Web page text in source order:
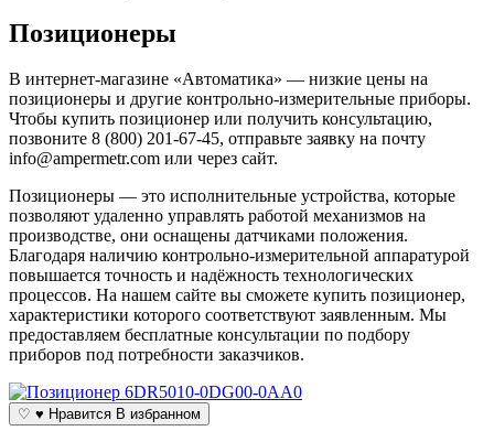
Позиционеры
В интернет-магазине «Автоматика» — низкие цены на
позиционеры и другие контрольно-измерительные приборы.
Чтобы купить позиционер или получить консультацию,
позвоните 8 (800) 201-67-45, отправьте заявку на почту
info@ampermetr.com или через сайт.
Позиционеры — это исполнительные устройства, которые
позволяют удаленно управлять работой механизмов на
производстве, они оснащены датчиками положения.
Благодаря наличию контрольно-измерительной аппаратурой
повышается точность и надёжность технологических
процессов. На нашем сайте вы сможете купить позиционер,
характеристики которого соответствуют заявленным. Мы
предоставляем бесплатные консультации по подбору
приборов под потребности заказчиков.
♡ ♥ Нравится В избранном